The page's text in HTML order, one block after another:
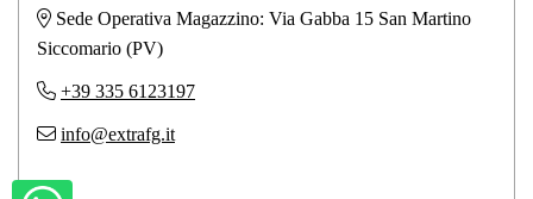
Sede Operativa Magazzino: Via Gabba 15 San Martino
Siccomario (PV)
+39 335 6123197
info@extrafg.it